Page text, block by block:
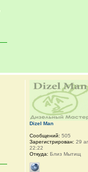
Dizel Man
Сообщений: 505
Зарегистрирован: 29
22:22
Откуда: Близ Мытищ